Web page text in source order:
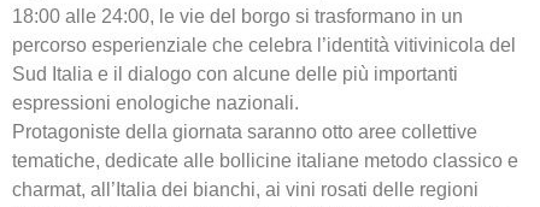
18:00 alle 24:00, le vie del borgo si trasformano in un
percorso esperienziale che celebra l’identità vitivinicola del
Sud Italia e il dialogo con alcune delle più importanti
espressioni enologiche nazionali.
Protagoniste della giornata saranno otto aree collettive
tematiche, dedicate alle bollicine italiane metodo classico e
charmat, all’Italia dei bianchi, ai vini rosati delle regioni